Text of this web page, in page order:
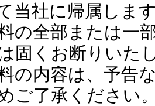
当社に帰属しま
の全部または一
固くお断りいた
の内容は、予告
ご了承ください